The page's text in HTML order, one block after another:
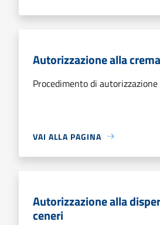
Autorizzazione alla
Procedimento di
VAI ALLA PAGINA
Autorizzazione alla
ceneri